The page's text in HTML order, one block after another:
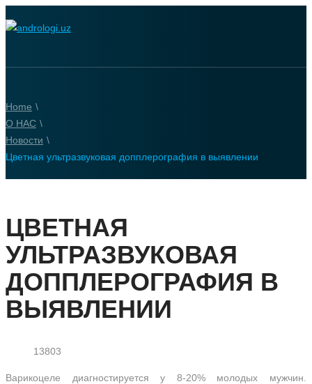
Home \
О НАС \
Новости \
Цветная ультразвуковая допплерография в выявлении
ЦВЕТНАЯ
УЛЬТРАЗВУКОВАЯ
ДОППЛЕРОГРАФИЯ В
ВЫЯВЛЕНИИ
13803
Варикоцеле диагностируется у 8-20% молодых мужчин.